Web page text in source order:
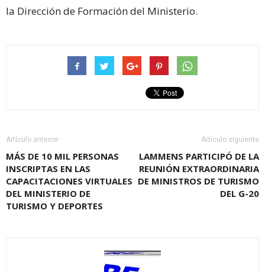
la Dirección de Formación del Ministerio.
Artículo anterior
MÁS DE 10 MIL PERSONAS
INSCRIPTAS EN LAS
CAPACITACIONES VIRTUALES
DEL MINISTERIO DE
TURISMO Y DEPORTES
Artículo siguiente
LAMMENS PARTICIPÓ DE LA
REUNIÓN EXTRAORDINARIA
DE MINISTROS DE TURISMO
DEL G-20